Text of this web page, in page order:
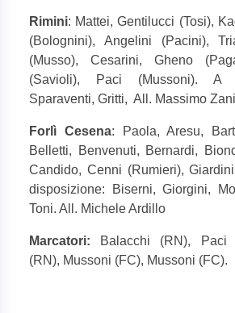
Rimini: Mattei, Gentilucci (Tosi),
(Bolognini), Angelini (Pacini),
(Musso), Cesarini, Gheno
(Savioli), Paci (Mussoni). A
Sparaventi, Gritti, All. Massimo
Forlì Cesena: Paola, Aresu,
Belletti, Benvenuti, Bernardi,
Candido, Cenni (Rumieri),
disposizione: Biserni, Giorgini,
Toni. All. Michele Ardillo
Marcatori: Balacchi (RN), Paci
(RN), Mussoni (FC), Mussoni (FC).